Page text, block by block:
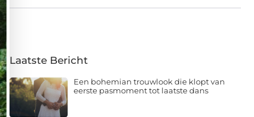
Laatste Bericht
Een bohemian trouwlook die klopt van
eerste pasmoment tot laatste dans